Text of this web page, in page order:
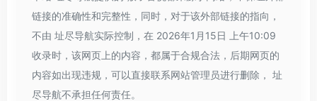
链接的准确性和完整性，同时，对于该外部链接的指向，
不由 址尽导航实际控制，在 2026年1月15日 上午10:09
收录时，该网页上的内容，都属于合规合法，后期网页的
内容如出现违规，可以直接联系网站管理员进行删除， 址
尽导航不承担任何责任。